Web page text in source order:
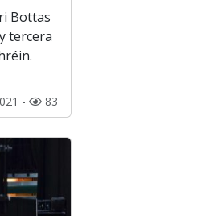
Bottas
tercera
- 83